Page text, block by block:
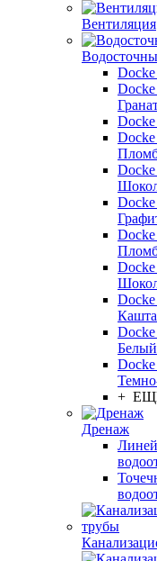
Вентиляция
Docke
Белый
Docke
+
Дренаж